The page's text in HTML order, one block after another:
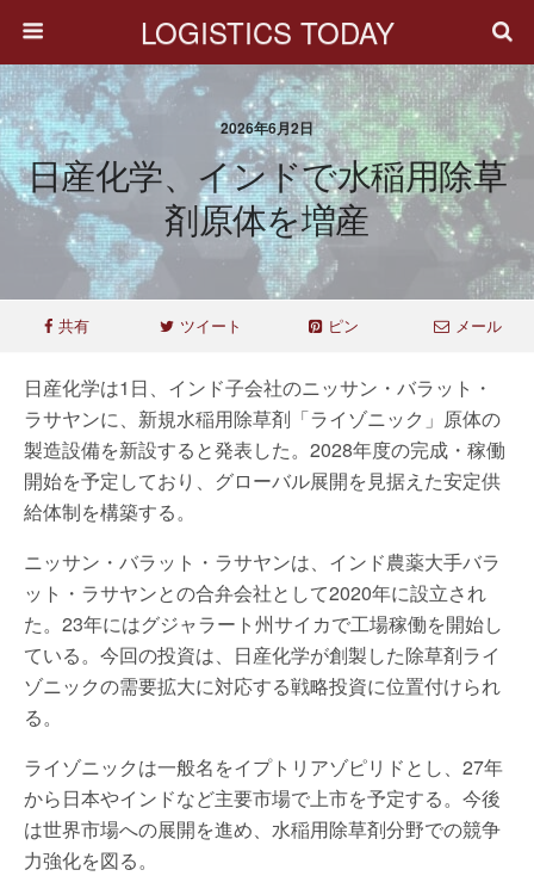
LOGISTICS TODAY
2026年6月2日
日産化学、インドで水稲用除草
剤原体を増産
共有 ツイート ピン メール
日産化学は1日、インド子会社のニッサン・バラット・
ラサヤンに、新規水稲用除草剤「ライゾニック」原体の
製造設備を新設すると発表した。2028年度の完成・稼働
開始を予定しており、グローバル展開を見据えた安定供
給体制を構築する。
ニッサン・バラット・ラサヤンは、インド農薬大手バラ
ット・ラサヤンとの合弁会社として2020年に設立され
た。23年にはグジャラート州サイカで工場稼働を開始し
ている。今回の投資は、日産化学が創製した除草剤ライ
ゾニックの需要拡大に対応する戦略投資に位置付けられ
る。
ライゾニックは一般名をイプトリアゾピリドとし、27年
から日本やインドなど主要市場で上市を予定する。今後
は世界市場への展開を進め、水稲用除草剤分野での競争
力強化を図る。